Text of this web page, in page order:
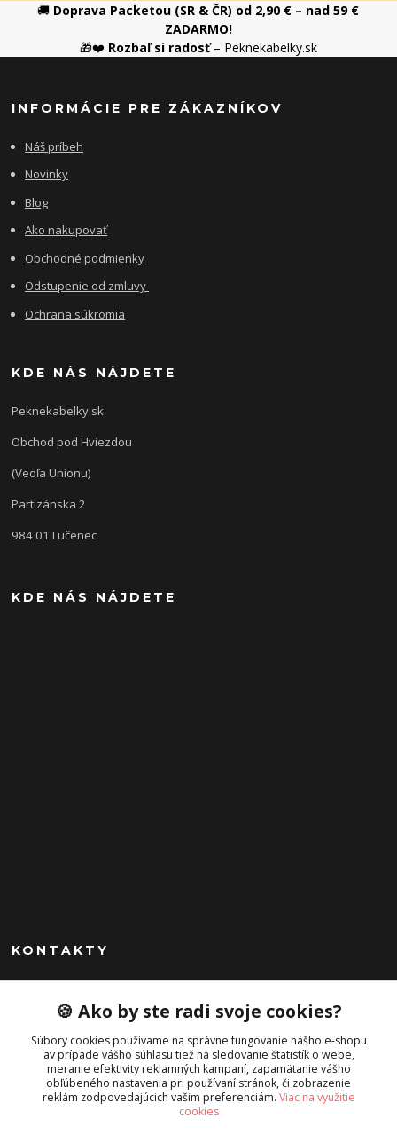
🚚 Doprava Packetou (SR & ČR) od 2,90 € – nad 59 €
ZADARMO!
🎁❤️ Rozbaľ si radosť– Peknekabelky.sk
INFORMÁCIE PRE ZÁKAZNÍKOV
Náš príbeh
Novinky
Blog
Ako nakupovať
Obchodné podmienky
Odstupenie od zmluvy
Ochrana súkromia
KDE NÁS NÁJDETE
Peknekabelky.sk
Obchod pod Hviezdou
(Vedľa Unionu)
Partizánska 2
984 01 Lučenec
KDE NÁS NÁJDETE
KONTAKTY
Peknekabelky.sk
+421 949747302
Po-Pia 10-16
info@peknekabelky.sk
🍪 Ako by ste radi svoje cookies?
Súbory cookies používame na správne fungovanie nášho e-shopu
av prípade vášho súhlasu tiež na sledovanie štatistík o webe,
meranie efektivity reklamných kampaní, zapamätanie vášho
obľúbeného nastavenia pri používaní stránok, či zobrazenie
reklám zodpovedajúcich vašim preferenciám. Viac na využitie
cookies